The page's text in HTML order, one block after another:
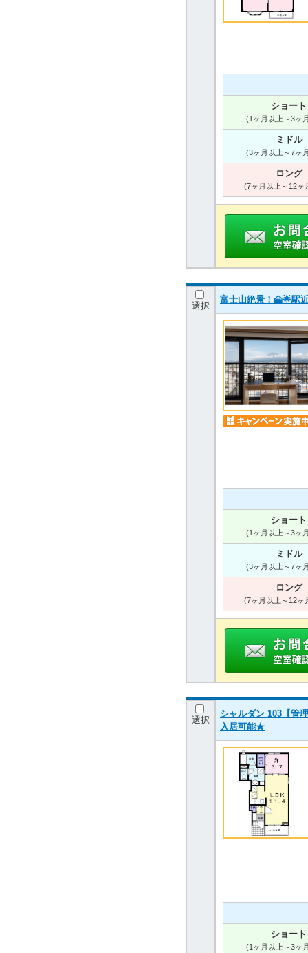
ショート
(1ヶ月以上～3ヶ
ミドル
(3ヶ月以上～7ヶ
ロング
(7ヶ月以上～12ヶ
選択
富士山絶景！🗻🌟駅
ショート
(1ヶ月以上～3ヶ
ミドル
(3ヶ月以上～7ヶ
ロング
(7ヶ月以上～12ヶ
選択
シャルダン 103【管
入居可能★
ショート
(1ヶ月以上～3ヶ